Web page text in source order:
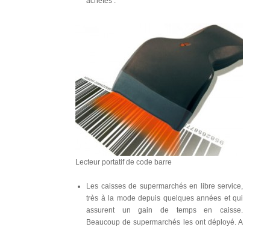
Lecteur portatif de code barre
Les caisses de supermarchés en libre service,
très à la mode depuis quelques années et qui
assurent un gain de temps en caisse.
Beaucoup de supermarchés les ont déployé. A